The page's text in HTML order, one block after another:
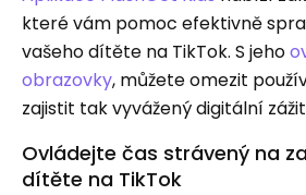
které vám pomoc efektivně
vašeho dítěte na TikTok. S jeho
obrazovky, můžete omezit
zajistit tak vyvážený digitální
Ovládejte čas strávený na
dítěte na TikTok